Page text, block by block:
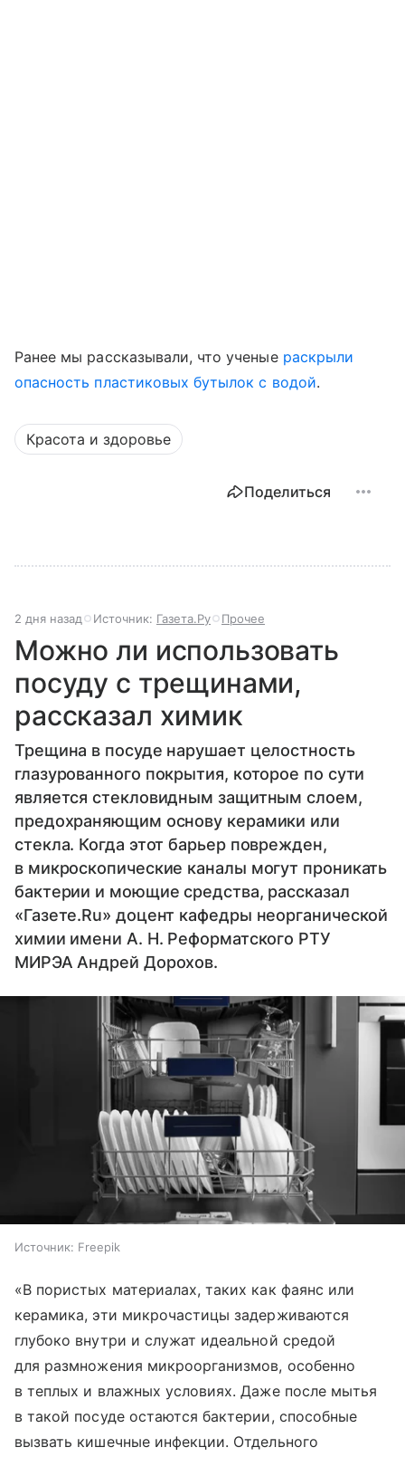
Ранее мы рассказывали, что ученые раскрыли
опасность пластиковых бутылок с водой.
Красота и здоровье
Поделиться
2 дня назад Источник: Газета.Ру Прочее
Можно ли использовать
посуду с трещинами,
рассказал химик
Трещина в посуде нарушает целостность
глазурованного покрытия, которое по сути
является стекловидным защитным слоем,
предохраняющим основу керамики или
стекла. Когда этот барьер поврежден,
в микроскопические каналы могут проникать
бактерии и моющие средства, рассказал
«Газете.Ru» доцент кафедры неорганической
химии имени А. Н. Реформатского РТУ
МИРЭА Андрей Дорохов.
Источник: Freepik
«В пористых материалах, таких как фаянс или
керамика, эти микрочастицы задерживаются
глубоко внутри и служат идеальной средой
для размножения микроорганизмов, особенно
в теплых и влажных условиях. Даже после мытья
в такой посуде остаются бактерии, способные
вызвать кишечные инфекции. Отдельного